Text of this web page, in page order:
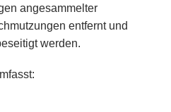
angesammelter
entfernt und
werden.